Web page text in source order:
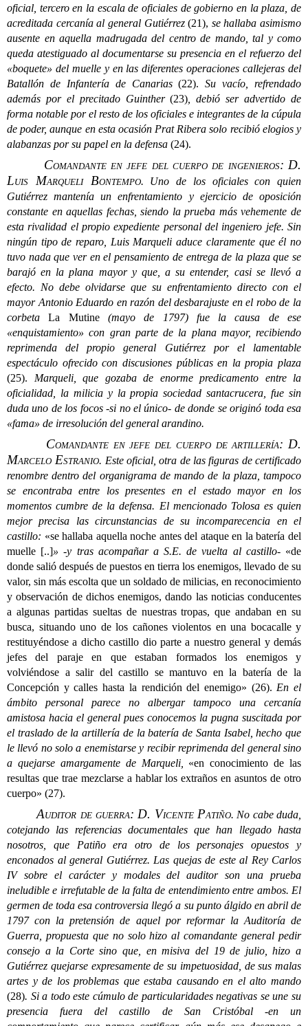
oficial, tercero en la escala de oficiales de gobierno en la plaza, de
acreditada cercanía al general Gutiérrez(21), se hallaba asimismo
ausente en aquella madrugada del centro de mando, tal y como
queda atestiguado al documentarse su presencia en el refuerzo del
«boquete» del muelle y en las diferentes operaciones callejeras del
Batallón de Infantería de Canarias(22).Su vacío, refrendado
además por el precitado Guinther(23) , debió ser advertido de
forma notable por el resto de los oficiales e integrantes de la cúpula
de poder, aunque en esta ocasión Prat Ribera solo recibió elogios y
alabanzas por su papel en la defensa (24).
Comandante en jefe del cuerpo de ingenieros: D.
Luis Marqueli Bontempo. Uno de los oficiales con quien
Gutiérrez mantenía un enfrentamiento y ejercicio de oposición
constante en aquellas fechas, siendo la prueba más vehemente de
esta rivalidad el propio expediente personal del ingeniero jefe. Sin
ningún tipo de reparo, Luis Marqueli aduce claramente que él no
tuvo nada que ver en el pensamiento de entrega de la plaza que se
barajó en la plana mayor y que, a su entender, casi se llevó a
efecto. No debe olvidarse que su enfrentamiento directo con el
mayor Antonio Eduardo en razón del desbarajuste en el robo de la
corbetaLa Mutine
(mayo de 1797) fue la causa de ese
«enquistamiento» con gran parte de la plana mayor, recibiendo
reprimenda del propio general Gutiérrez por el lamentable
espectáculo ofrecido con discusiones públicas en la propia plaza
(25). Marqueli, que gozaba de enorme predicamento entre la
oficialidad, la milicia y la propia sociedad santacrucera, fue sin
duda uno de los focos -si no el único- de donde se originó toda esa
«fama» de irresolución del general arandino.
Comandante en jefe del cuerpo de artillería: D.
Marcelo Estranio. Este oficial, otra de las figuras de certificado
renombre dentro del organigrama de mando de la plaza, tampoco
se encontraba entre los presentes en el estado mayor en los
momentos cumbre de la defensa. El mencionado Tolosa es quien
mejor precisa las circunstancias de su incomparecencia en el
castillo: «se hallaba aquella noche antes del ataque en la batería del
muelle [..]» -y tras acompañar a S.E. de vuelta al castillo- «de
donde salió después de puestos en tierra los enemigos, llevado de su
valor, sin más escolta que un soldado de milicias, en reconocimiento
y observación de dichos enemigos, dando las noticias conducentes
a algunas partidas sueltas de nuestras tropas, que andaban en su
busca, situando uno de los cañones violentos en una bocacalle y
restituyéndose a dicho castillo dio parte a nuestro general y demás
jefes del paraje en que estaban formados los enemigos y
volviéndose a salir del castillo se mantuvo en la batería de la
Concepción y calles hasta la rendición del enemigo» (26). En el
ámbito personal parece no albergar tampoco una cercanía
amistosa hacia el general pues conocemos la pugna suscitada por
el traslado de la artillería de la batería de Santa Isabel, hecho que
le llevó no solo a enemistarse y recibir reprimenda del general sino
a quejarse amargamente de Marqueli, «en conocimiento de las
resultas que trae mezclarse a hablar los extraños en asuntos de otro
cuerpo» (27).
Auditor de guerra: D. Vicente Patiño. No cabe duda,
cotejando las referencias documentales que han llegado hasta
nosotros, que Patiño era otro de los personajes opuestos y
enconados al general Gutiérrez. Las quejas de este al Rey Carlos
IV sobre el carácter y modales del auditor son una prueba
ineludible e irrefutable de la falta de entendimiento entre ambos. El
germen de toda esa controversia llegó a su punto álgido en abril de
1797 con la pretensión de aquel por reformar la Auditoría de
Guerra, propuesta que no solo hizo al comandante general pedir
consejo a la Corte sino que, en misiva del 19 de julio, hizo a
Gutiérrez quejarse expresamente de su impetuosidad, de sus malas
artes y de los problemas que estaba causando en el alto mando
(28). Si a todo este cúmulo de particularidades negativas se une su
presencia fuera del castillo de San Cristóbal -en un